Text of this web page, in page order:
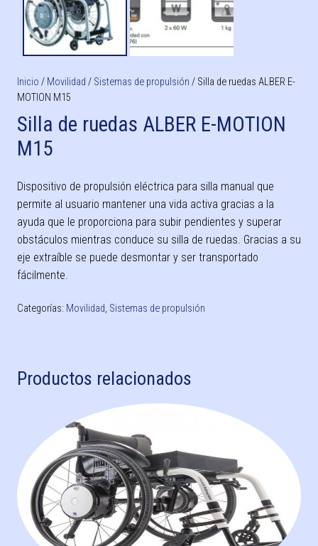
Inicio / Movilidad / Sistemas de propulsión / Silla de ruedas ALBER E-
MOTION M15
Silla de ruedas ALBER E-MOTION
M15
Dispositivo de propulsión eléctrica para silla manual que
permite al usuario mantener una vida activa gracias a la
ayuda que le proporciona para subir pendientes y superar
obstáculos mientras conduce su silla de ruedas. Gracias a su
eje extraíble se puede desmontar y ser transportado
fácilmente.
Categorías: Movilidad, Sistemas de propulsión
Productos relacionados